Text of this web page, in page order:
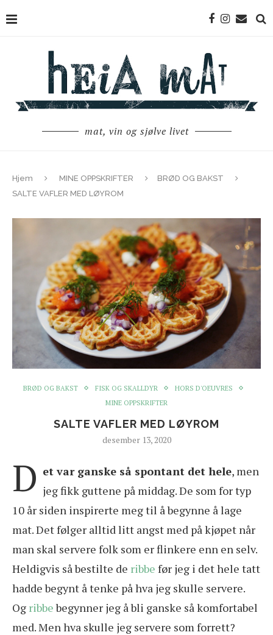
mat, vin og sjølve livet
Hjem MINE OPPSKRIFTER
BRØD OG BAKST
SALTE VAFLER MED LØYROM
BRØD OG BAKST FISK OG SKALLDYR
HORS D'OEUVRES
MINE OPPSKRIFTER
SALTE VAFLER MED LØYROM
desember 13, 2020
D et var ganske så spontant det hele, men
jeg fikk guttene på middag. De som for typ
10 år siden inspirerte meg til å begynne å lage
mat. Det følger alltid litt angst med på kjøpet når
man skal servere folk som er flinkere enn en selv.
Heldigvis så bestilte de ribbe før jeg i det hele tatt
hadde begynt å tenke på hva jeg skulle servere.
Og ribbebegynner jeg å bli ganske så komfortabel
med. Men hva skulle jeg servere som forrett?